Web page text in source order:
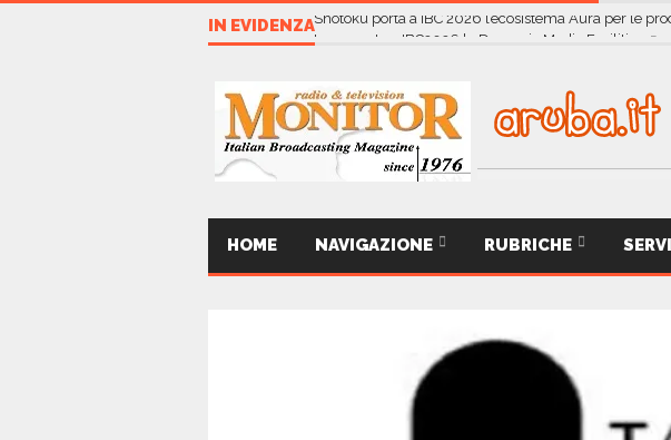
IN EVIDENZAShotoku porta a IBC 2026 l’ecosistema Aura per le
HOME NAVIGAZIONE RUBRICHE